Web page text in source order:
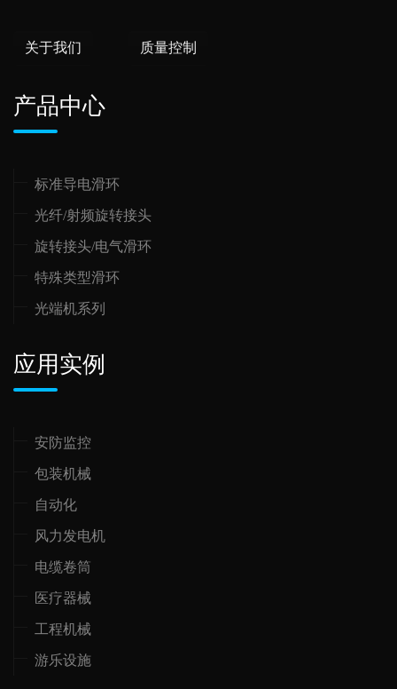
关于我们 质量控制
产品中心
标准导电滑环
光纤/射频旋转接头
旋转接头/电气滑环
特殊类型滑环
光端机系列
应用实例
安防监控
包装机械
自动化
风力发电机
电缆卷筒
医疗器械
工程机械
游乐设施